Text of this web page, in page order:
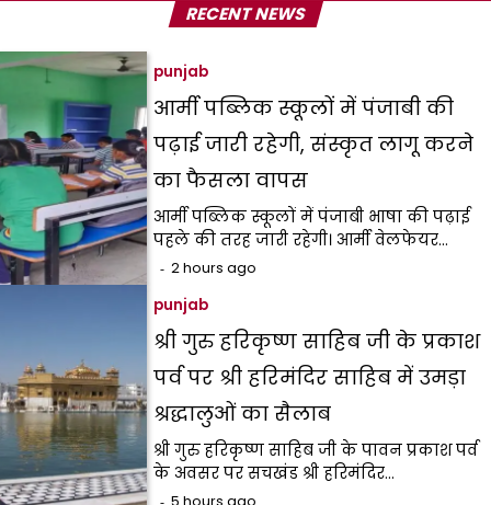
RECENT NEWS
punjab
आर्मी पब्लिक स्कूलों में पंजाबी की
पढ़ाई जारी रहेगी, संस्कृत लागू करने
का फैसला वापस
आर्मी पब्लिक स्कूलों में पंजाबी भाषा की पढ़ाई
पहले की तरह जारी रहेगी। आर्मी वेलफेयर…
2 hours ago
punjab
श्री गुरु हरिकृष्ण साहिब जी के प्रकाश
पर्व पर श्री हरिमंदिर साहिब में उमड़ा
श्रद्धालुओं का सैलाब
श्री गुरु हरिकृष्ण साहिब जी के पावन प्रकाश पर्व
के अवसर पर सचखंड श्री हरिमंदिर…
5 hours ago